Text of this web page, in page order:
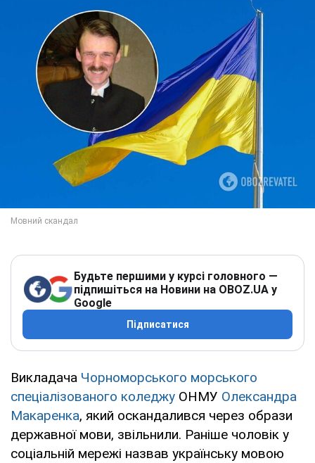
Будьте першими у курсі головного —
підпишіться на Новини на OBOZ.UA у
Google
Підписатися
Викладача Чорноморського морського
спеціалізованого коледжу ОНМУ Олександра
Макаренка, який оскандалився через образи
державної мови, звільнили. Раніше чоловік у
соціальній мережі назвав українську мовою